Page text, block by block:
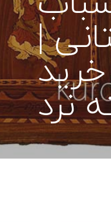
|
نرد